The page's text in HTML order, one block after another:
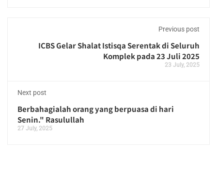
Previous post
ICBS Gelar Shalat Istisqa Serentak di Seluruh
Komplek pada 23 Juli 2025
23 July, 2025
Next post
Berbahagialah orang yang berpuasa di hari
Senin." Rasulullah
27 July, 2025